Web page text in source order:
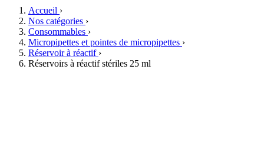
Accueil ›
Nos catégories ›
Consommables ›
Micropipettes et pointes de micropipettes ›
Réservoir à réactif ›
Réservoirs à réactif stériles 25 ml